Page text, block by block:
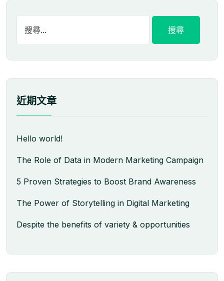
近期文章
Hello world!
The Role of Data in Modern Marketing Campaign
5 Proven Strategies to Boost Brand Awareness
The Power of Storytelling in Digital Marketing
Despite the benefits of variety & opportunities